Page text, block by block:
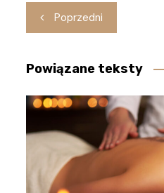
Nawigacja
wpisu
Poprzedni
Powiązane teksty